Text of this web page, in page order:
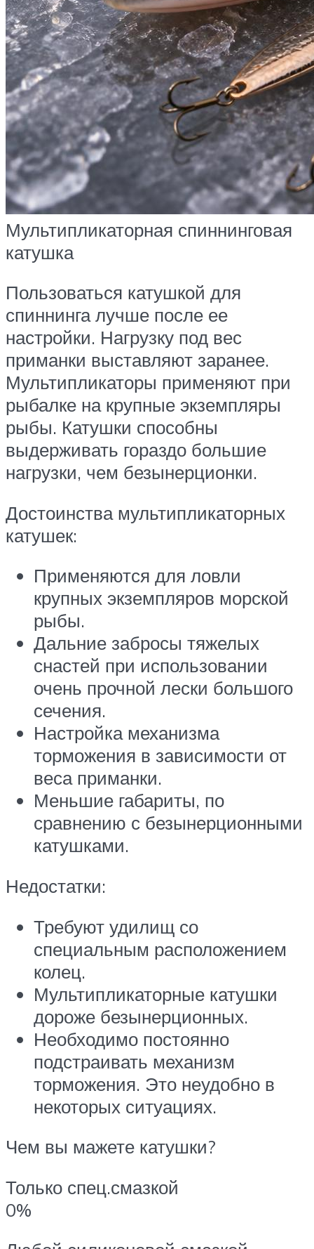
Мультипликаторная спиннинговая
катушка
Пользоваться катушкой для
спиннинга лучше после ее
настройки. Нагрузку под вес
приманки выставляют заранее.
Мультипликаторы применяют при
рыбалке на крупные экземпляры
рыбы. Катушки способны
выдерживать гораздо большие
нагрузки, чем безынерционки.
Достоинства мультипликаторных
катушек:
Применяются для ловли
крупных экземпляров морской
рыбы.
Дальние забросы тяжелых
снастей при использовании
очень прочной лески большого
сечения.
Настройка механизма
торможения в зависимости от
веса приманки.
Меньшие габариты, по
сравнению с безынерционными
катушками.
Недостатки:
Требуют удилищ со
специальным расположением
колец.
Мультипликаторные катушки
дороже безынерционных.
Необходимо постоянно
подстраивать механизм
торможения. Это неудобно в
некоторых ситуациях.
Чем вы мажете катушки?
Только спец.смазкой
0%